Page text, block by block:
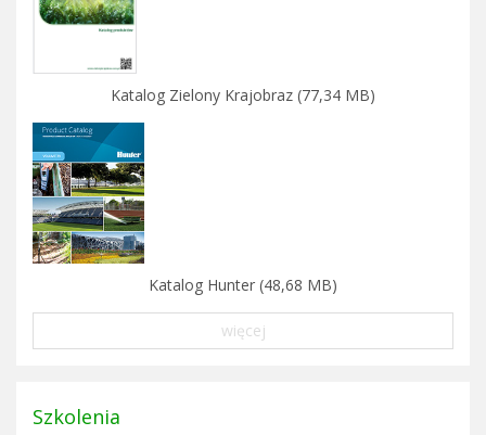
Katalog Zielony Krajobraz (77,34 MB)
Katalog Hunter (48,68 MB)
więcej
Szkolenia